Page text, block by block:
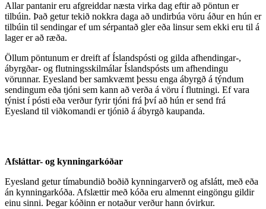
Allar pantanir eru afgreiddar næsta virka dag eftir að pöntun er
tilbúin. Það getur tekið nokkra daga að undirbúa vöru áður en hún er
tilbúin til sendingar ef um sérpantað gler eða linsur sem ekki eru til á
lager er að ræða.
Öllum pöntunum er dreift af Íslandspósti og gilda afhendingar-,
ábyrgðar- og flutningsskilmálar Íslandspósts um afhendingu
vörunnar. Eyesland ber samkvæmt þessu enga ábyrgð á týndum
sendingum eða tjóni sem kann að verða á vöru í flutningi. Ef vara
týnist í pósti eða verður fyrir tjóni frá því að hún er send frá
Eyesland til viðkomandi er tjónið á ábyrgð kaupanda.
Afsláttar- og kynningarkóðar
Eyesland getur tímabundið boðið kynningarverð og afslátt, með eða
án kynningarkóða. Afslættir með kóða eru almennt eingöngu gildir
einu sinni. Þegar kóðinn er notaður verður hann óvirkur.